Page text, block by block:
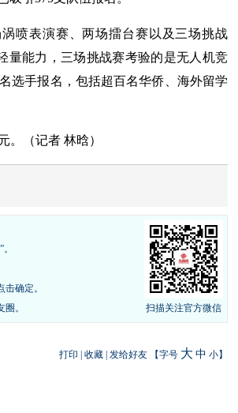
喷表演赛、两场擂台赛以及三场挑战
量能力，三场挑战赛考验的是无人机竞
选手报名，包括超百名华侨、海外留学
。（记者 林晗）
扫描关注官方微信
”。
确定。
。
打印 收藏 发给好友 【字号 大 中 小】